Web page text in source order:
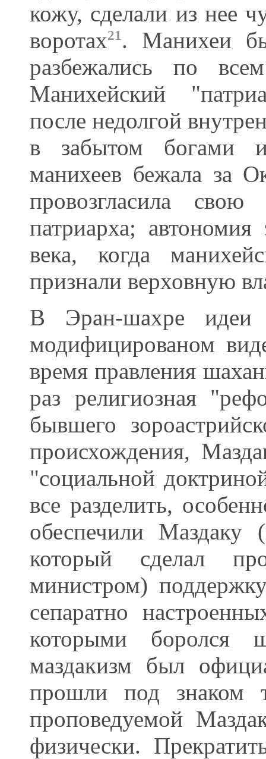
кожу, сделали из нее
воротах21 . Манихеи
разбежались по
Манихейский
после недолгой
в забытом богами
манихеев бежала за
провозгласила
патриарха;
века, когда
признали верховную
В Эран-шахре идеи
модифицированом
время правления
раз религиозная
бывшего
происхождения,
"социальной
все разделить,
обеспечили
который сделал
министром)
сепаратно
которыми боролся
маздакизм был
прошли под знаком
проповедуемой
физически.